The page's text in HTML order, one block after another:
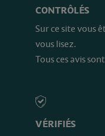
CONTRÔLÉS
Sur ce site vous
vous lisez.
Tous ces avis
VÉRIFIÉS